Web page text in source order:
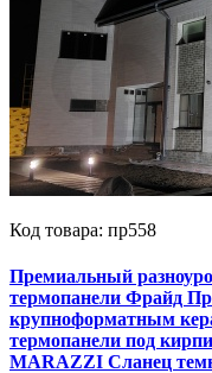
Код товара: пр558
Премиальный
термопанели Фрайд
крупноформатным
термопанели под
MARAZZI Сланец